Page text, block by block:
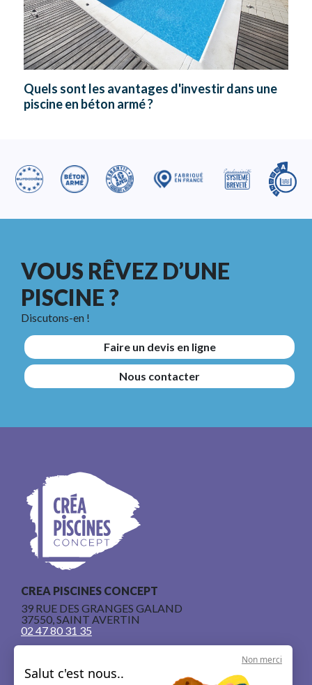
Quels sont les avantages d'investir dans une
piscine en béton armé ?
VOUS RÊVEZ D’UNE
PISCINE ?
Discutons-en !
Faire un devis en ligne
Nous contacter
CREA PISCINES CONCEPT
39 RUE DES GRANGES GALAND
37550, SAINT AVERTIN
02 47 80 31 35
Non merci
Salut c'est nous..